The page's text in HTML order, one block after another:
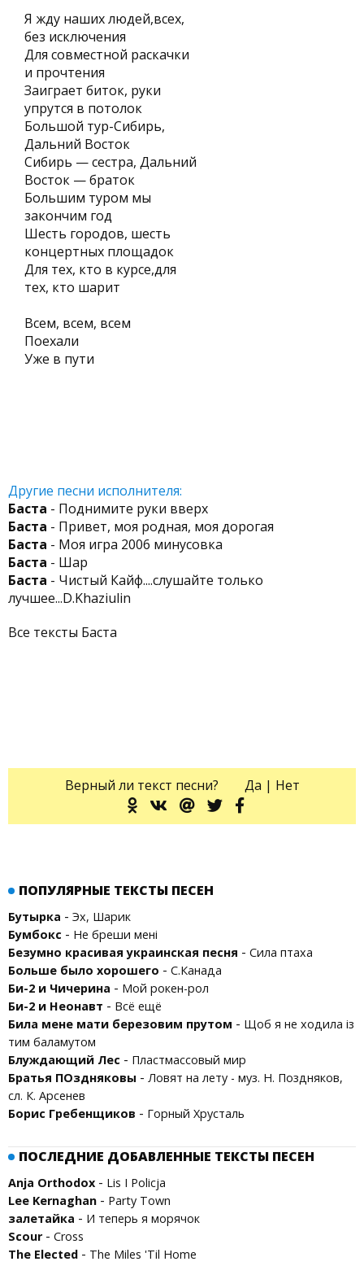
Я жду наших людей,всех,
без исключения
Для совместной раскачки
и прочтения
Заиграет биток, руки
упрутся в потолок
Большой тур-Сибирь,
Дальний Восток
Сибирь — сестра, Дальний
Восток — браток
Большим туром мы
закончим год
Шесть городов, шесть
концертных площадок
Для тех, кто в курсе,для
тех, кто шарит
Всем, всем, всем
Поехали
Уже в пути
Другие песни исполнителя:
Баста - Поднимите руки вверх
Баста - Привет, моя родная, моя дорогая
Баста - Моя игра 2006 минусовка
Баста - Шар
Баста - Чистый Кайф....слушайте только
лучшее...D.Khaziulin
Все тексты Баста
Верный ли текст песни? Да | Нет
ПОПУЛЯРНЫЕ ТЕКСТЫ ПЕСЕН
Бутырка - Эх, Шарик
Бумбокс - Не бреши мені
Безумно красивая украинская песня - Сила птаха
Больше было хорошего - С.Канада
Би-2 и Чичерина - Мой рокен-рол
Би-2 и Неонавт - Всё ещё
Била мене мати березовим прутом - Щоб я не ходила iз
тим баламутом
Блуждающий Лес - Пластмассовый мир
Братья ПОздняковы - Ловят на лету - муз. Н. Поздняков,
сл. К. Арсенев
Борис Гребенщиков - Горный Хрусталь
ПОСЛЕДНИЕ ДОБАВЛЕННЫЕ ТЕКСТЫ ПЕСЕН
Anja Orthodox - Lis I Policja
Lee Kernaghan - Party Town
залетайка - И теперь я морячок
Scour- Cross
The Elected - The Miles 'Til Home